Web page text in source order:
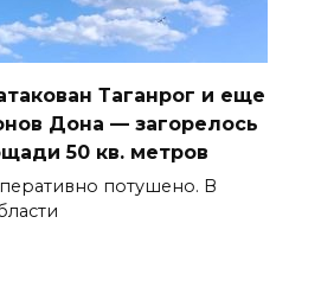
Таганрог и еще
Дона — загорелось
50 кв. метров
потушено. В